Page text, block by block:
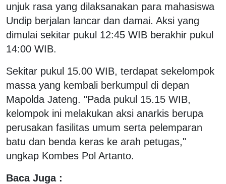
unjuk rasa yang dilaksanakan para mahasiswa
Undip berjalan lancar dan damai. Aksi yang
dimulai sekitar pukul 12:45 WIB berakhir pukul
14:00 WIB.
Sekitar pukul 15.00 WIB, terdapat sekelompok
massa yang kembali berkumpul di depan
Mapolda Jateng. "Pada pukul 15.15 WIB,
kelompok ini melakukan aksi anarkis berupa
perusakan fasilitas umum serta pelemparan
batu dan benda keras ke arah petugas,"
ungkap Kombes Pol Artanto.
Baca Juga :